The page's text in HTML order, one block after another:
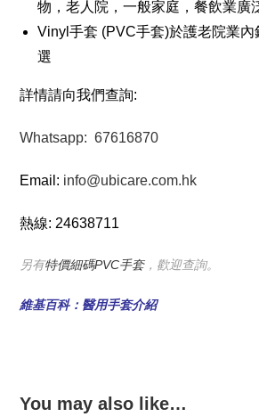
物，老人院，一般家庭，餐飲業廣
Vinyl手套 (PVC手套)於護老院業內
選
詳情請向我們查詢:
Whatsapp: 67616870
Email: info@ubicare.com.hk
熱線: 24638711
另有特價細碼PVC手套，歡迎查詢。
維基百科：醫用手套介紹
You may also like…